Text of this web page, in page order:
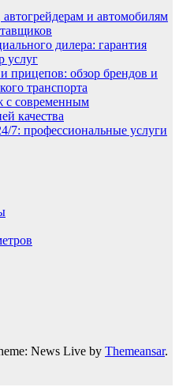
автогрейдерам и автомобилям
дилера: гарантия
услуг
прицепов: обзор брендов и
транспорта
современным
качества
профессиональные услуги
News Live by Themeansar.